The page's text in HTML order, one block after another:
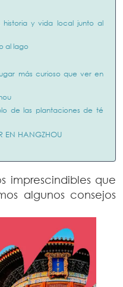
historia y vida local junto al
al lago
más curioso que ver en
de las plantaciones de té
EN HANGZHOU
imprescindibles que
algunos consejos